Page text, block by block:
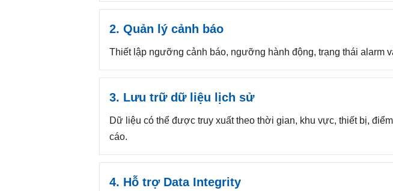
2. Quản lý cảnh báo
Thiết lập ngưỡng cảnh báo, ngưỡng hành động, trạng thái
3. Lưu trữ dữ liệu lịch sử
Dữ liệu có thể được truy xuất theo thời gian, khu vực, thiết bị,
cáo.
4. Hỗ trợ Data Integrity